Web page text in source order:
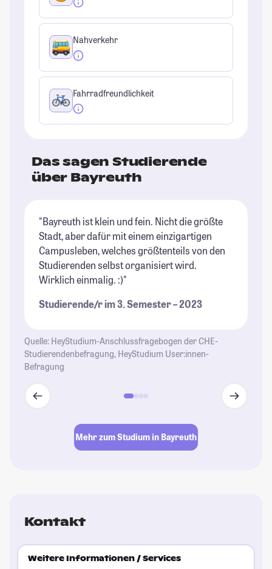
Nahverkehr
Fahrradfreundlichkeit
Das sagen Studierende
über Bayreuth
"Bayreuth ist klein und fein. Nicht die größte
Stadt, aber dafür mit einem einzigartigen
Campusleben, welches größtenteils von den
Studierenden selbst organisiert wird.
Wirklich einmalig. :)"
Studierende/r im 3. Semester – 2023
Quelle: HeyStudium-Anschlussfragebogen der CHE-
Studierendenbefragung, HeyStudium User:innen-
Befragung
Mehr zum Studium in Bayreuth
Kontakt
Weitere Informationen / Services